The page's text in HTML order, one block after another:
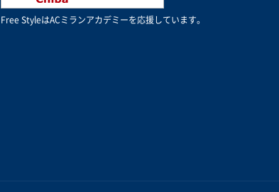
Free StyleはACミランアカデミーを応援しています。